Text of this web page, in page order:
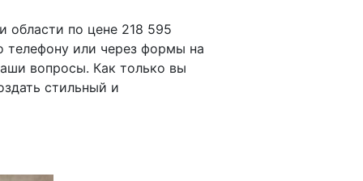
области по цене 218 595
или через формы на
вопросы. Как только вы
стильный и